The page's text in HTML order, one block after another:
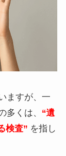
ますが、一
多くは、 “遺
検査” を指し